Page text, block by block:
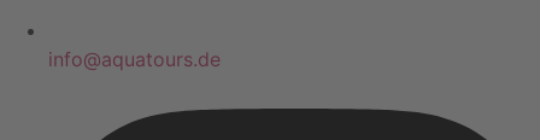
info@aquatours.de